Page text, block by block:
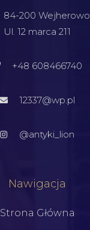
84-200 Wejherowo
Ul. 12 marca 211
+48 608466740
12337@wp.pl
@antyki_lion
Nawigacja
Strona Główna